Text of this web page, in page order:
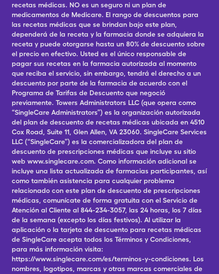
recetas médicas. NO es un seguro ni un plan de
medicamentos de Medicare. El rango de descuentos para
las recetas médicas que se brindan bajo este plan,
dependerá de la receta y la farmacia donde se adquiera la
receta y puede otorgarse hasta un 80% de descuento sobre
el precio en efectivo. Usted es el único responsable de
pagar sus recetas en la farmacia autorizada al momento
que reciba el servicio, sin embargo, tendrá el derecho a un
descuento por parte de la farmacia de acuerdo con el
Programa de Tarifas de Descuento que negoció
previamente. Towers Administrators LLC (que opera como
“SingleCare Administrators”) es la organización autorizada
del plan de descuento de recetas médicas ubicada en 4510
Cox Road, Suite 11, Glen Allen, VA 23060. SingleCare Services
LLC (“SingleCare”) es la comercializadora del plan de
descuento de prescripciones médicas que incluye su sitio
web www.singlecare.com. Como información adicional se
incluye una lista actualizada de farmacias participantes, así
como también asistencia para cualquier problema
relacionado con este plan de descuento de prescripciones
médicas, comunícate de forma gratuita con el Servicio de
Atención al Cliente al 844-234-3057, las 24 horas, los 7 días
de la semana (excepto los días festivos). Al utilizar la
aplicación o la tarjeta de descuento para recetas médicas
de SingleCare acepta todos los Términos y Condiciones,
para más información visita:
https://www.singlecare.com/es/terminos-y-condiciones. Los
nombres, logotipos, marcas y otras marcas comerciales de